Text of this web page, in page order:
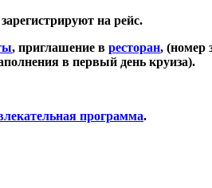
на рейс.
, приглашение в ресторан, (номер
в первый день круиза).
программа.